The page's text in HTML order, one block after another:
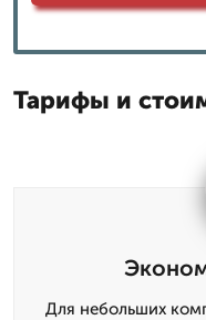
Тарифы и
Для небольших